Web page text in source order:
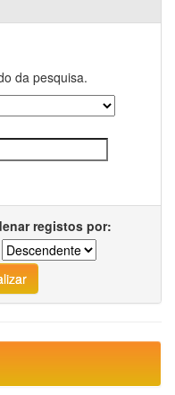
da pesquisa.
registos por: